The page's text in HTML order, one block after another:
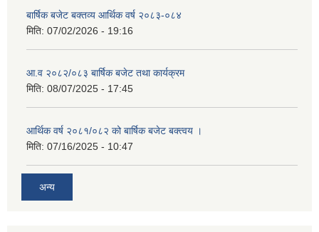
बार्षिक बजेट बक्तव्य आर्थिक वर्ष २०८३-०८४
मिति: 07/02/2026 - 19:16
आ.व २०८२/०८३ बार्षिक बजेट तथा कार्यक्रम
मिति: 08/07/2025 - 17:45
आर्थिक वर्ष २०८१/०८२ को बार्षिक बजेट बक्त्वय ।
मिति: 07/16/2025 - 10:47
अन्य